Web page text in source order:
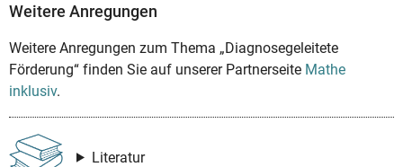
Weitere Anregungen
Weitere Anregungen zum Thema „Diagnosegeleitete
Förderung“ finden Sie auf unserer Partnerseite Mathe
inklusiv.
Literatur